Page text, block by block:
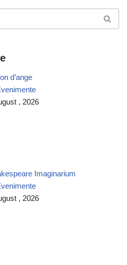
d’ange
, 2026
Imaginarium
, 2026